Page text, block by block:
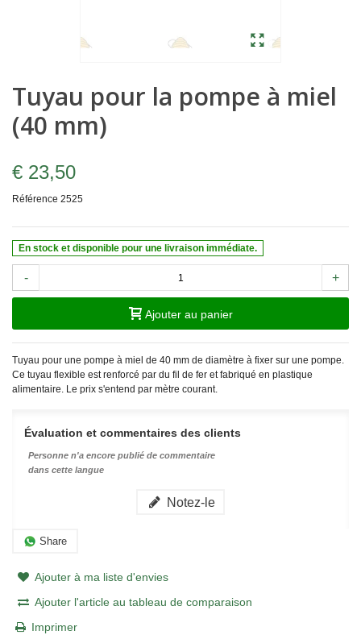
Tuyau pour la pompe à miel
(40 mm)
€ 23,50
Référence 2525
En stock et disponible pour une livraison immédiate.
- +
Ajouter au panier
Tuyau pour une pompe à miel de 40 mm de diamètre à fixer sur une pompe.
Ce tuyau flexible est renforcé par du fil de fer et fabriqué en plastique
alimentaire. Le prix s'entend par mètre courant.
Évaluation et commentaires des clients
Personne n'a encore publié de commentaire
dans cette langue
Notez-le
Share
Ajouter à ma liste d'envies
Ajouter l'article au tableau de comparaison
Imprimer